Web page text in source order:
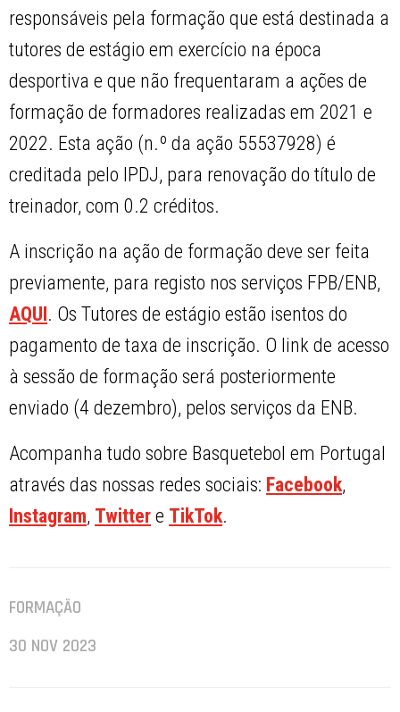
responsáveis pela formação que está destinada a
tutores de estágio em exercício na época
desportiva e que não frequentaram a ações de
formação de formadores realizadas em 2021 e
2022. Esta ação (n.º da ação 55537928) é
creditada pelo IPDJ, para renovação do título de
treinador, com 0.2 créditos.
A inscrição na ação de formação deve ser feita
previamente, para registo nos serviços FPB/ENB,
AQUI . Os Tutores de estágio estão isentos do
pagamento de taxa de inscrição. O link de acesso
à sessão de formação será posteriormente
enviado (4 dezembro), pelos serviços da ENB.
Acompanha tudo sobre Basquetebol em Portugal
através das nossas redes sociais: Facebook,
Instagram, Twitter e TikTok.
FORMAÇÃO
30 NOV 2023